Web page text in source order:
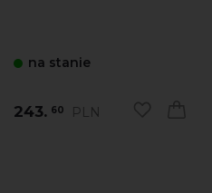
na stanie
243. 60 PLN